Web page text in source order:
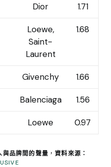
Dior 1.71
Loewe,
Saint-
Laurent
1.68
Givenchy 1.66
Balenciaga 1.56
Loewe 0.97
品牌間的聲量 ，資料來源：